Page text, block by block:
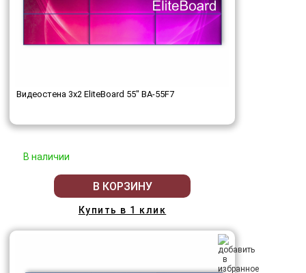
Видеостена 3x2 EliteBoard 55" BA-55F7
В наличии
В КОРЗИНУ
Купить в 1 клик